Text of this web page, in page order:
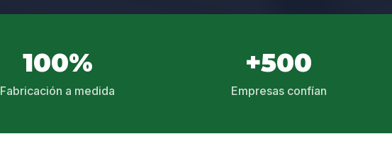
100%
Fabricación a medida
+500
Empresas confían